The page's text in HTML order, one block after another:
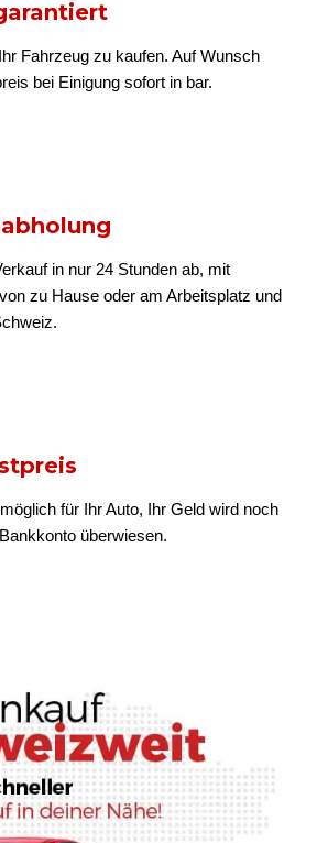
Fahrzeug zu kaufen. Auf Wunsch
bei Einigung sofort in bar.
in nur 24 Stunden ab, mit
zu Hause oder am Arbeitsplatz und
für Ihr Auto, Ihr Geld wird noch
überwiesen.